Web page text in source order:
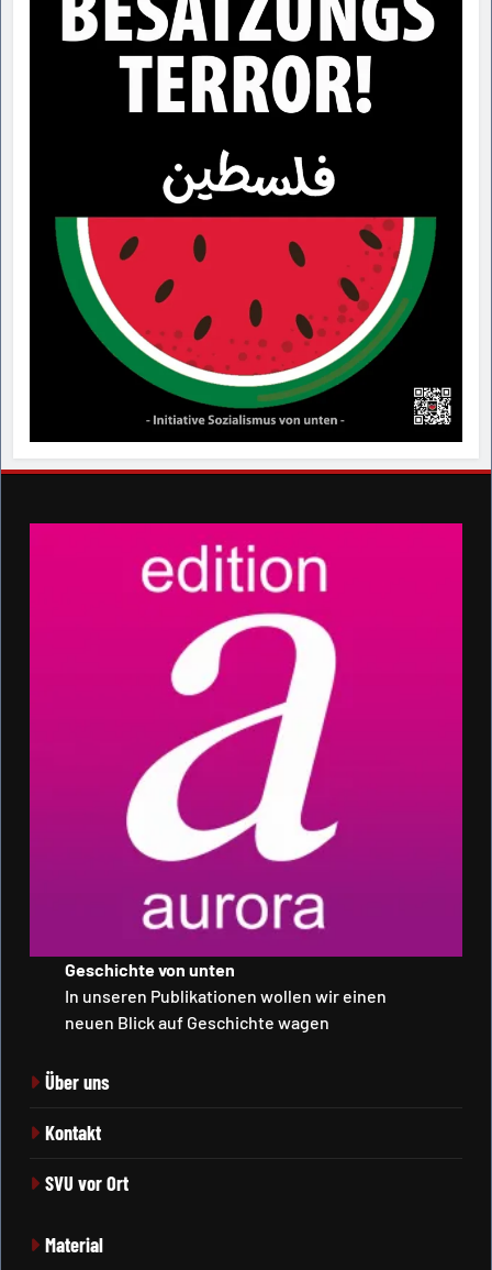
Geschichte von unten
In unseren Publikationen wollen wir einen
neuen Blick auf Geschichte wagen
Über uns
Kontakt
SVU vor Ort
Material